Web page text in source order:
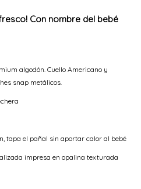
Con nombre del bebé
algodón. Cuello Americano y
snap metálicos.
tapa el pañal sin aportar calor al bebé
impresa en opalina texturada